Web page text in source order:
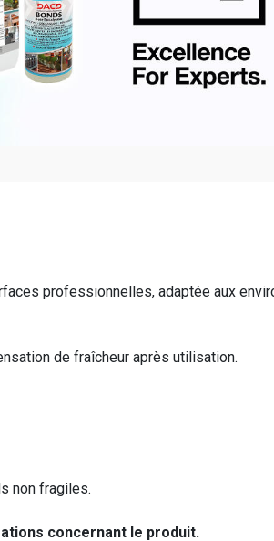
professionnelles, adaptée aux
de fraîcheur après utilisation.
non fragiles.
concernant le produit.